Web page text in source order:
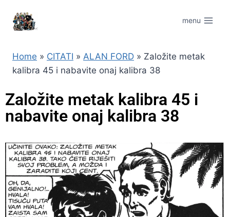
menu
Home » CITATI » ALAN FORD » Založite metak
kalibra 45 i nabavite onaj kalibra 38
Založite metak kalibra 45 i
nabavite onaj kalibra 38